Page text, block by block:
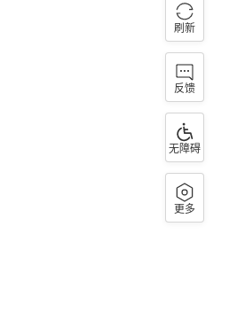
刷新
反馈
无障碍
更多